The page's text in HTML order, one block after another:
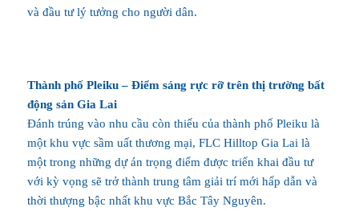
và đầu tư lý tưởng cho người dân.
Thành phố Pleiku – Điểm sáng rực rỡ trên thị trường bất
động sản Gia Lai
Đánh trúng vào nhu cầu còn thiếu của thành phố Pleiku là
một khu vực sầm uất thương mại, FLC Hilltop Gia Lai là
một trong những dự án trọng điểm được triển khai đầu tư
với kỳ vọng sẽ trở thành trung tâm giải trí mới hấp dẫn và
thời thượng bậc nhất khu vực Bắc Tây Nguyên.